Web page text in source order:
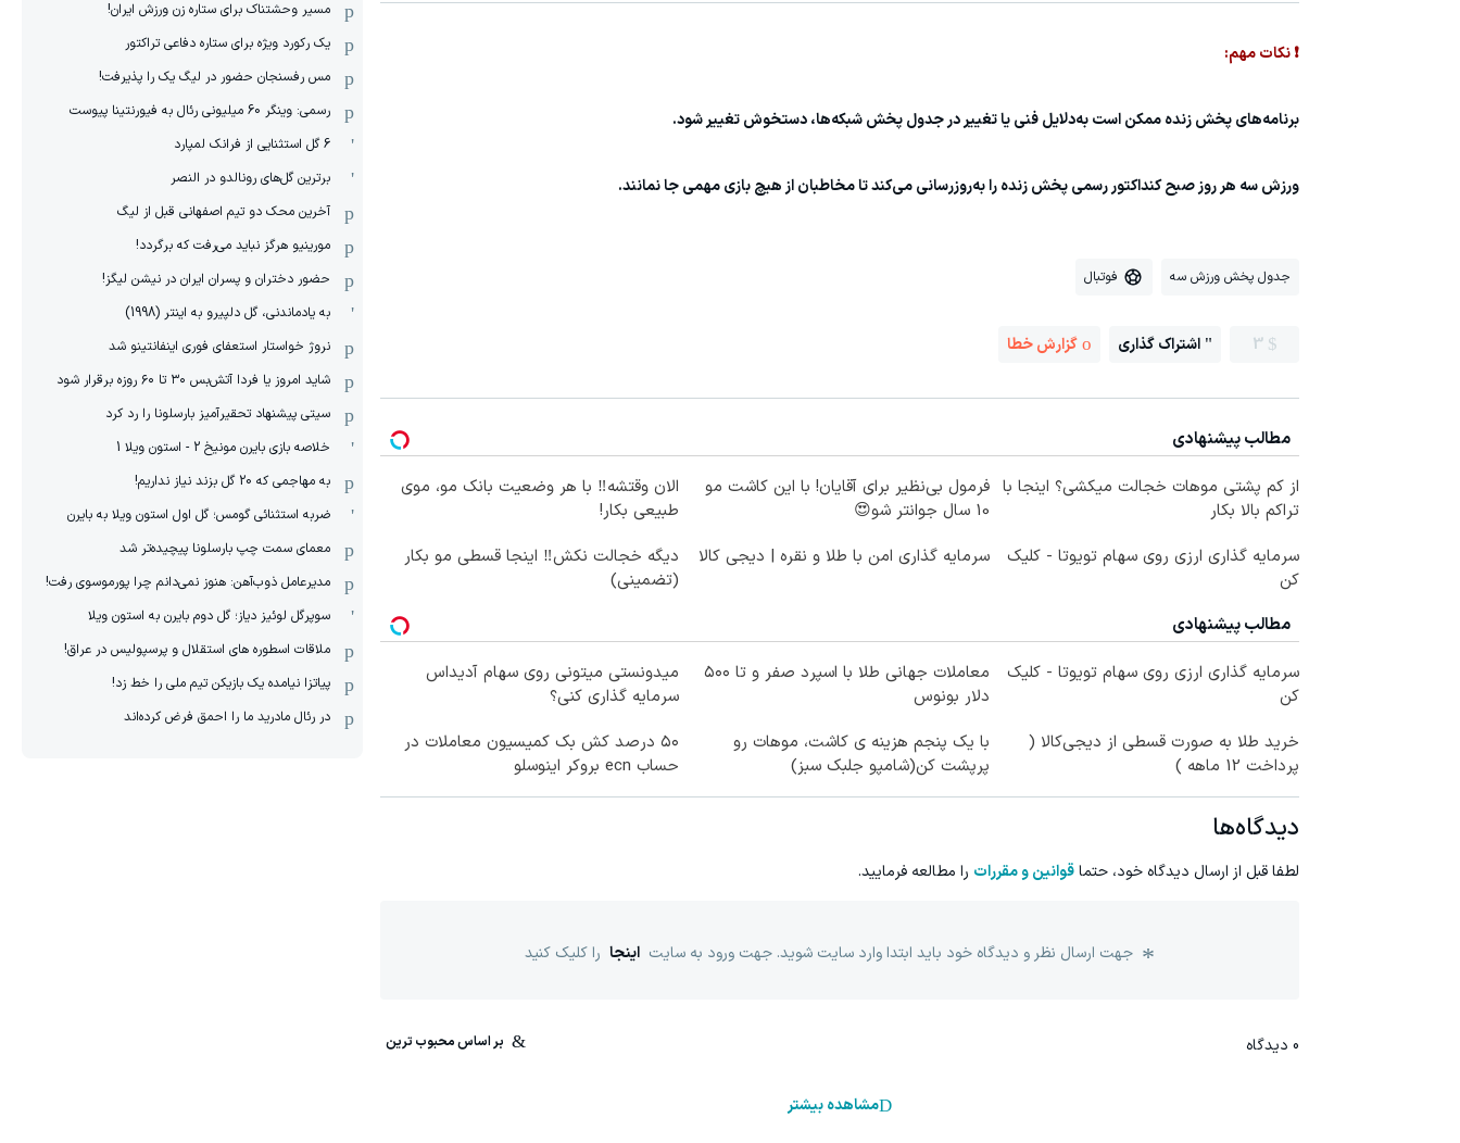
❗ نکات مهم:
برنامه‌های پخش زنده ممکن است به‌دلایل فنی یا تغییر در جدول پخش شبکه‌ها، دستخوش تغییر شود.
ورزش سه هر روز صبح کنداکتور رسمی پخش زنده را به‌روزرسانی می‌کند تا مخاطبان از هیچ بازی مهمی جا نمانند.
جدول پخش ورزش سه فوتبال
3 اشتراک گذاری گزارش خطا
مطالب پیشنهادی
از کم پشتی موهات خجالت میکشی؟ اینجا با
تراکم بالا بکار
فرمول بی‌نظیر برای آقایان! با این کاشت مو
10 سال جوانتر شو😍
الان وقتشه‼️ با هر وضعیت بانک مو، موی
طبیعی بکار!
سرمایه گذاری ارزی روی سهام تویوتا - کلیک
کن
سرمایه گذاری امن با طلا و نقره | دیجی کالا
دیگه خجالت نکش‼️ اینجا قسطی مو بکار
(تضمینی)
مطالب پیشنهادی
سرمایه گذاری ارزی روی سهام تویوتا - کلیک
کن
معاملات جهانی طلا با اسپرد صفر و تا ۵۰۰
دلار بونوس
میدونستی میتونی روی سهام آدیداس
سرمایه گذاری کنی؟
خرید طلا به صورت قسطی از دیجی‌کالا (
پرداخت 12 ماهه )
با یک پنجم هزینه ی کاشت، موهات رو
پرپشت کن(شامپو جلبک سبز)
۵۰ درصد کش بک کمیسیون معاملات در
حساب ecn بروکر اینوسلو
دیدگاه‌ها
لطفا قبل از ارسال دیدگاه خود، حتماقوانین و مقررات را مطالعه فرمایید.
جهت ارسال نظر و دیدگاه خود باید ابتدا وارد سایت شوید. جهت ورود به سایت اینجا را کلیک کنید
0 دیدگاه
مشاهده بیشتر
مسیر وحشتناک برای ستاره زن ورزش ایران!
یک رکورد ویژه برای ستاره دفاعی تراکتور
مس رفسنجان حضور در لیگ یک را پذیرفت!
رسمی: وینگر 60 میلیونی رئال به فیورنتینا پیوست
6 گل استثنایی از فرانک لمپارد
برترین گل‌های رونالدو در النصر
آخرین محک دو تیم اصفهانی قبل از لیگ
مورینیو هرگز نباید می‌رفت که برگردد!
حضور دختران و پسران ایران در نیشن لیگز!
به یادماندنی، گل دلپیرو به اینتر (1998)
نروژ خواستار استعفای فوری اینفانتینو شد
شاید امروز یا فردا آتش‌بس ۳۰ تا ۶۰ روزه برقرار شود
سیتی پیشنهاد تحقیرآمیز بارسلونا را رد کرد
خلاصه بازی بایرن مونیخ 2 - استون ویلا 1
به مهاجمی که 20 گل بزند نیاز نداریم!
ضربه استثنائی گومس؛ گل اول استون ویلا به بایرن
معمای سمت چپ بارسلونا پیچیده‌تر شد
مدیرعامل ذوب‌آهن: هنوز نمی‌دانم چرا پورموسوی رفت!
سوپرگل لوئیز دیاز؛ گل دوم بایرن به استون ویلا
ملاقات اسطوره های استقلال و پرسپولیس در عراق!
پیاتزا نیامده یک بازیکن تیم ملی را خط زد!
در رئال مادرید ما را احمق فرض کرده‌اند